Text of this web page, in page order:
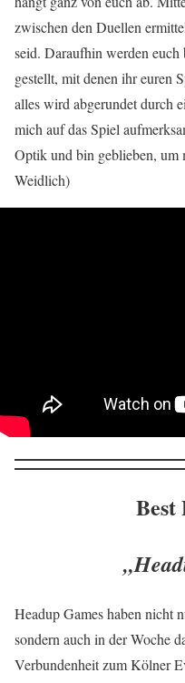
zwischen den Duellen
seid. Daraufhin werden
gestellt, mit denen ihr euren
alles wird abgerundet durch
mich auf das Spiel
Optik und bin geblieben, um
Weidlich)
Best
Headup Games haben nicht
sondern auch in der Woche
Verbundenheit zum Kölner